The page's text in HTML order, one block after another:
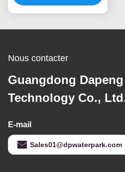
verre
Nous contacter
Guangdong
Technology Co.,
E-mail
Sales01@dpwaterpark.com